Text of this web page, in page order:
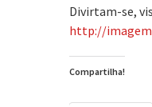
Divirtam-se,
http://
Compartilha!